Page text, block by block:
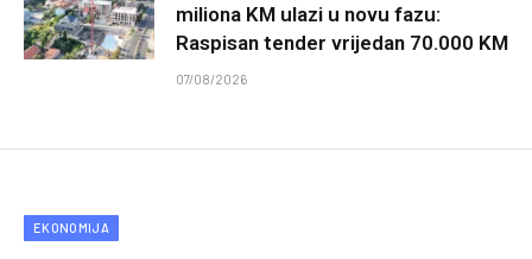
miliona KM ulazi u novu fazu:
Raspisan tender vrijedan 70.000 KM
07/08/2026
EKONOMIJA